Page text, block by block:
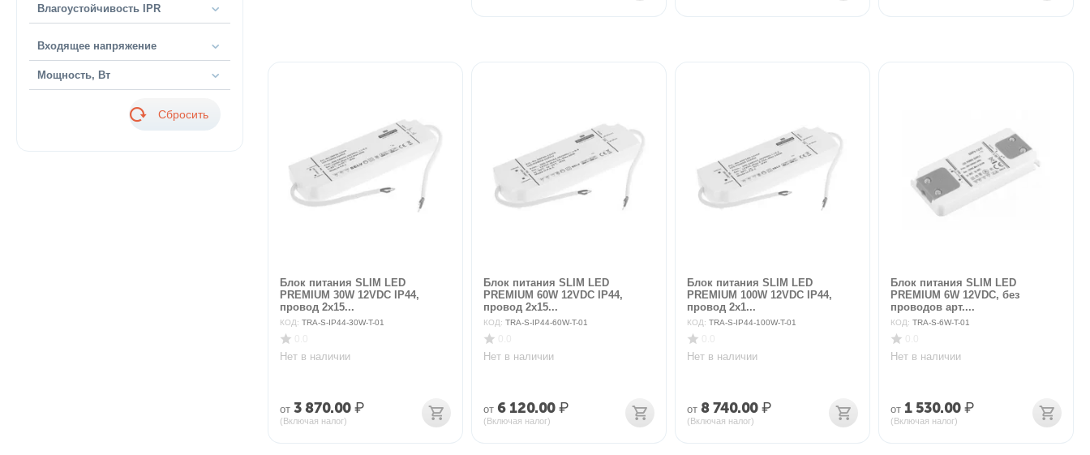
Блок питания SLIM LED
PREMIUM 30W 12VDC IP44,
провод 2х15...
КОД: TRA-S-IP44-30W-T-01
Нет в наличии
от 3 870.00₽
(Включая налог)
Блок питания SLIM LED
PREMIUM 60W 12VDC IP44,
провод 2х15...
КОД: TRA-S-IP44-60W-T-01
Нет в наличии
от 6 120.00₽
(Включая налог)
Блок питания SLIM LED
PREMIUM 100W 12VDC IP44,
провод 2х1...
КОД: TRA-S-IP44-100W-T-01
Нет в наличии
от 8 740.00₽
(Включая налог)
Блок питания SLIM LED
PREMIUM 6W 12VDC, без
проводов арт....
КОД: TRA-S-6W-T-01
Нет в наличии
от 1 530.00₽
(Включая налог)
Влагоустойчивость IPR
Входящее напряжение
Мощность, Вт
Сбросить